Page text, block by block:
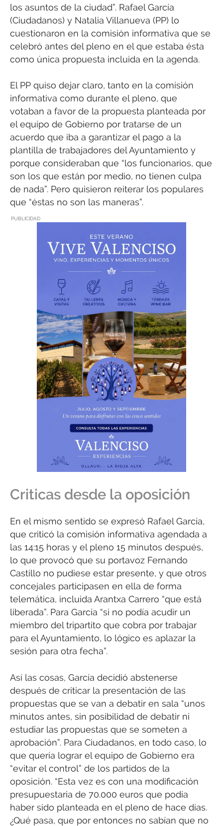
los asuntos de la ciudad”. Rafael García
(Ciudadanos) y Natalia Villanueva (PP) lo
cuestionaron en la comisión informativa que se
celebró antes del pleno en el que estaba ésta
como única propuesta incluida en la agenda.
El PP quiso dejar claro, tanto en la comisión
informativa como durante el pleno, que
votaban a favor de la propuesta planteada por
el equipo de Gobierno por tratarse de un
acuerdo que iba a garantizar el pago a la
plantilla de trabajadores del Ayuntamiento y
porque consideraban que “los funcionarios, que
son los que están por medio, no tienen culpa
de nada”. Pero quisieron reiterar los populares
que “éstas no son las maneras”.
PUBLICIDAD
Criticas desde la oposición
En el mismo sentido se expresó Rafael García,
que criticó la comisión informativa agendada a
las 14:15 horas y el pleno 15 minutos después,
lo que provocó que su portavoz Fernando
Castillo no pudiese estar presente, y que otros
concejales participasen en ella de forma
telemática, incluida Arantxa Carrero “que está
liberada”. Para García “si no podía acudir un
miembro del tripartito que cobra por trabajar
para el Ayuntamiento, lo lógico es aplazar la
sesión para otra fecha”.
Así las cosas, García decidió abstenerse
después de criticar la presentación de las
propuestas que se van a debatir en sala “unos
minutos antes, sin posibilidad de debatir ni
estudiar las propuestas que se someten a
aprobación”. Para Ciudadanos, en todo caso, lo
que quería lograr el equipo de Gobierno era
“evitar el control” de los partidos de la
oposición. “Esta vez es con una modificación
presupuestaria de 70.000 euros que podía
haber sido planteada en el pleno de hace días.
¿Qué pasa, que por entonces no sabían que no